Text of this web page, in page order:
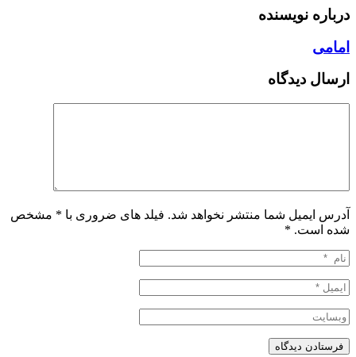
درباره نویسنده
امامی
ارسال دیدگاه
آدرس ایمیل شما منتشر نخواهد شد. فیلد های ضروری با * مشخص
شده است. *